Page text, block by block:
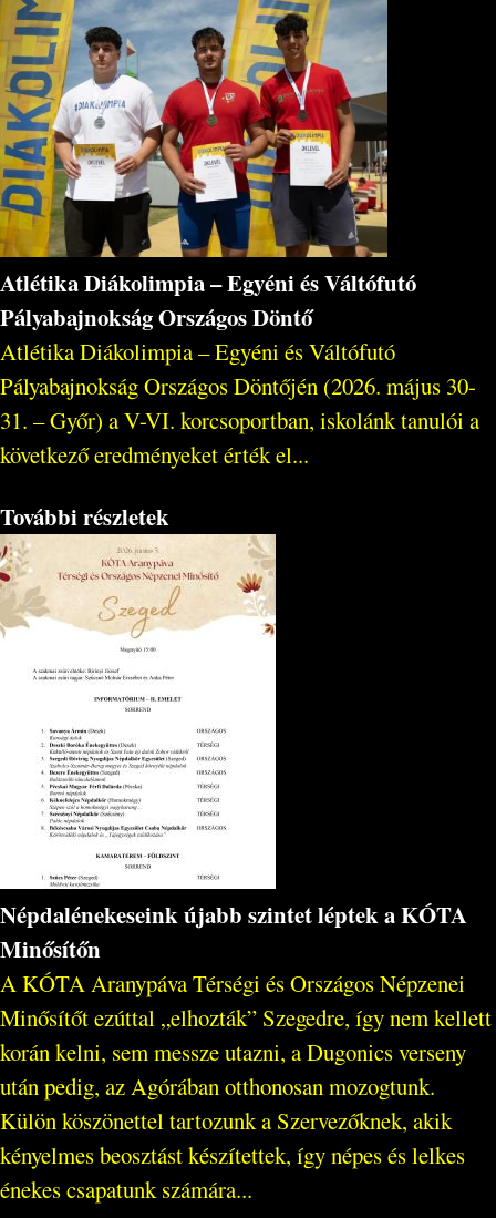
Atlétika Diákolimpia – Egyéni és Váltófutó
Pályabajnokság Országos Döntő
Atlétika Diákolimpia – Egyéni és Váltófutó
Pályabajnokság Országos Döntőjén (2026. május 30-
31. – Győr) a V-VI. korcsoportban, iskolánk tanulói a
következő eredményeket érték el...
További részletek
Népdalénekeseink újabb szintet léptek a KÓTA
Minősítőn
A KÓTA Aranypáva Térségi és Országos Népzenei
Minősítőt ezúttal „elhozták” Szegedre, így nem kellett
korán kelni, sem messze utazni, a Dugonics verseny
után pedig, az Agórában otthonosan mozogtunk.
Külön köszönettel tartozunk a Szervezőknek, akik
kényelmes beosztást készítettek, így népes és lelkes
énekes csapatunk számára...